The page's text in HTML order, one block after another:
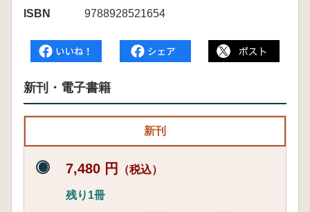
ISBN
9788928521654
新刊・電子書籍
新刊
7,480 円 （税込）
残り1冊